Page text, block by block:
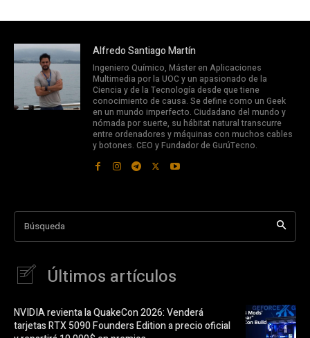
Alfredo Santiago Martín
Ingeniero Químico, Máster en Aplicaciones
Multimedia por la UOC y un apasionado de la
Ciencia y de la Tecnología desde que tiene
conocimiento de causa. Se define como un Geek
en un mundo imperfecto. Ciudadano del mundo y
nómada por suerte, su hábitat natural transcurre
entre ordenadores y máquinas con muchos cables
y botones. CEO y Fundador de GurúTecno.
Búsqueda
Últimos artículos
NVIDIA revienta la QuakeCon 2026: Venderá
tarjetas RTX 5090 Founders Edition a precio oficial